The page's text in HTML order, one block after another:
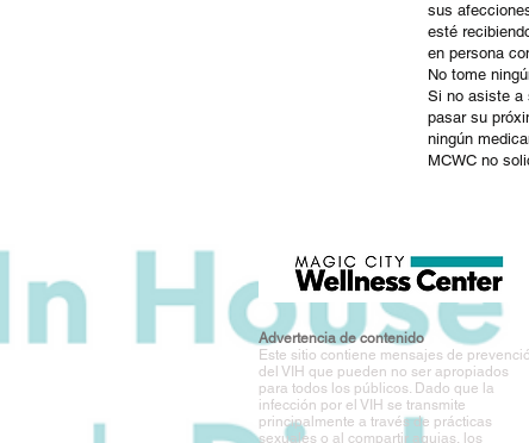
sus
esté
en persona
No tome
Si no asiste a
pasar su
ningún
MCWC no
Advertencia de contenido
Este sitio contiene mensajes de
del VIH que pueden no ser apropiados
para todos los públicos. Dado que la
infección por el VIH se transmite
principalmente a través de prácticas
sexuales o al compartir agujas, los